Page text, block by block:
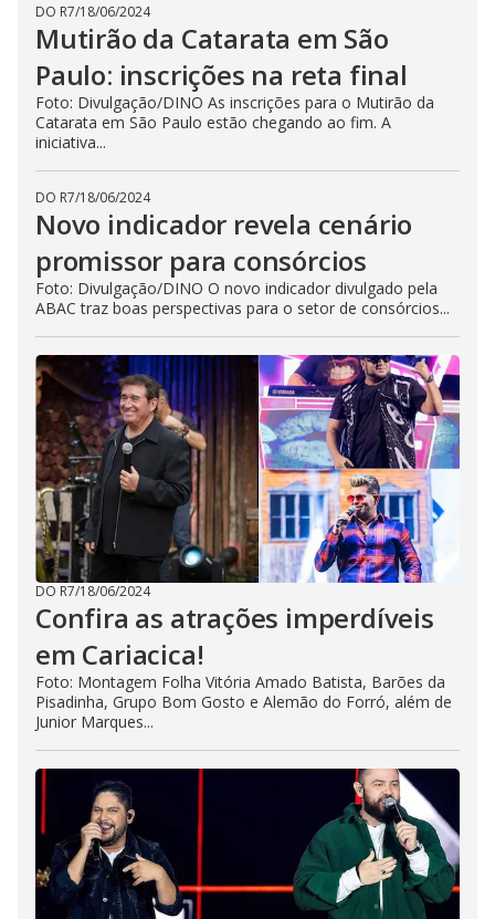
DO R7/18/06/2024
Mutirão da Catarata em São
Paulo: inscrições na reta final
Foto: Divulgação/DINO As inscrições para o Mutirão da
Catarata em São Paulo estão chegando ao fim. A
iniciativa...
DO R7/18/06/2024
Novo indicador revela cenário
promissor para consórcios
Foto: Divulgação/DINO O novo indicador divulgado pela
ABAC traz boas perspectivas para o setor de consórcios...
DO R7/18/06/2024
Confira as atrações imperdíveis
em Cariacica!
Foto: Montagem Folha Vitória Amado Batista, Barões da
Pisadinha, Grupo Bom Gosto e Alemão do Forró, além de
Junior Marques...